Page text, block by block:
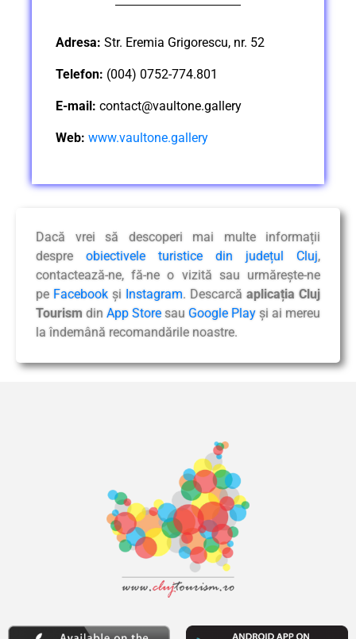
Adresa: Str. Eremia Grigorescu, nr. 52
Telefon: (004) 0752-774.801
E-mail: contact@vaultone.gallery
Web: www.vaultone.gallery
Dacă vrei să descoperi mai multe informații
despre obiectivele turistice din județul Cluj,
contactează-ne, fă-ne o vizită sau urmărește-ne
pe Facebook și Instagram. Descarcă aplicația Cluj
Tourism din App Store sau Google Play și ai mereu
la îndemână recomandările noastre.